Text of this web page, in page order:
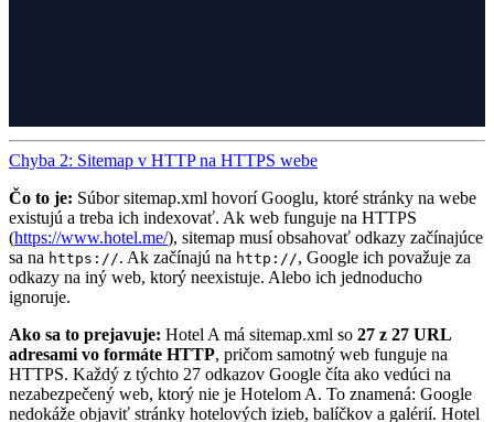
Chyba 2: Sitemap v HTTP na HTTPS webe
Čo to je: Súbor sitemap.xml hovorí Googlu, ktoré stránky na webe
existujú a treba ich indexovať. Ak web funguje na HTTPS
(https://www.hotel.me/), sitemap musí obsahovať odkazy začínajúce
sa na https://. Ak začínajú na http://, Google ich považuje za
odkazy na iný web, ktorý neexistuje. Alebo ich jednoducho
ignoruje.
Ako sa to prejavuje: Hotel A má sitemap.xml so 27 z 27 URL
adresami vo formáte HTTP, pričom samotný web funguje na
HTTPS. Každý z týchto 27 odkazov Google číta ako vedúci na
nezabezpečený web, ktorý nie je Hotelom A. To znamená: Google
nedokáže objaviť stránky hotelových izieb, balíčkov a galérií. Hotel